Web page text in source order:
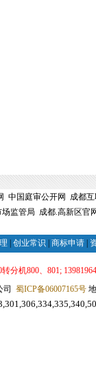
中国庭审公开网
成都
监管局 成都.高新区官
创业常识 商标申请
分机800、801;
司 蜀ICP备06007165号地